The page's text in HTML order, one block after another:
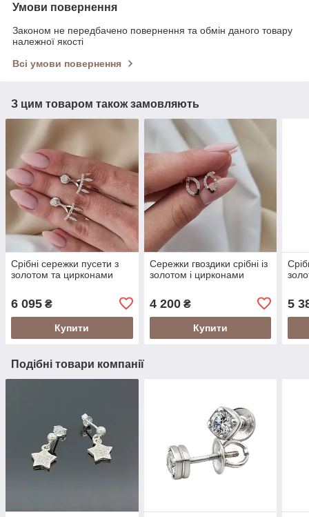
Умови повернення
Законом не передбачено повернення та обмін даного товару
належної якості
Всі умови повернення
З цим товаром також замовляють
Срібні сережки пусети з
золотом та цирконами
6 095 ₴
Купити
Сережки гвоздики срібні із
золотом і цирконами
4 200₴
Купити
5
Подібні товари компанії